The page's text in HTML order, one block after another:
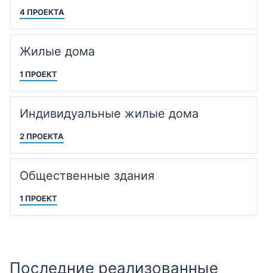
4 ПРОЕКТА
Жилые дома
1 ПРОЕКТ
Индивидуальные жилые дома
2 ПРОЕКТА
Общественные здания
1 ПРОЕКТ
Последние реализованные